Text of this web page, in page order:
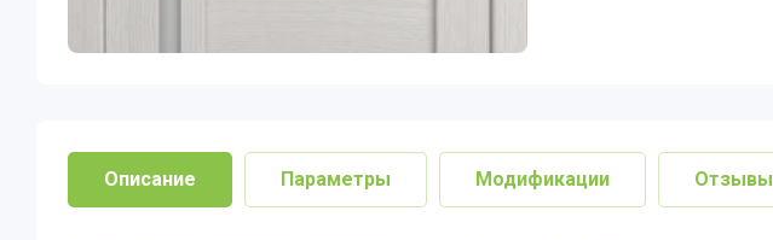
Описание Параметры Модификации Отзывы